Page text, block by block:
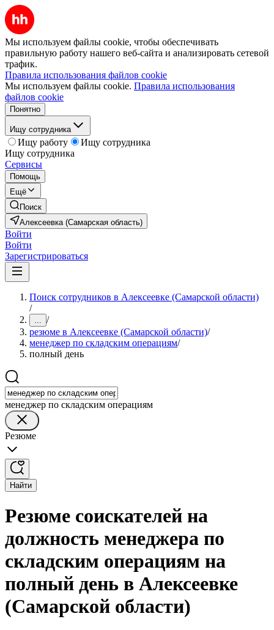
Мы используем файлы cookie, чтобы обеспечивать
правильную работу нашего веб-сайта и анализировать сетевой
трафик.
Правила использования файлов cookie
Мы используем файлы cookie. Правила использования
файлов cookie
Понятно
Ищу сотрудника
Ищу работу
Ищу сотрудника
Ищу сотрудника
Сервисы
Помощь
Ещё
Поиск
Алексеевка (Самарская область)
Войти
Войти
Зарегистрироваться
Поиск сотрудников в Алексеевке (Самарской области)
/
... /
резюме в Алексеевке (Самарской области)/
менеджер по складским операциям/
полный день
менеджер по складским операциям
Резюме
Найти
Резюме соискателей на
должность менеджера по
складским операциям на
полный день в Алексеевке
(Самарской области)